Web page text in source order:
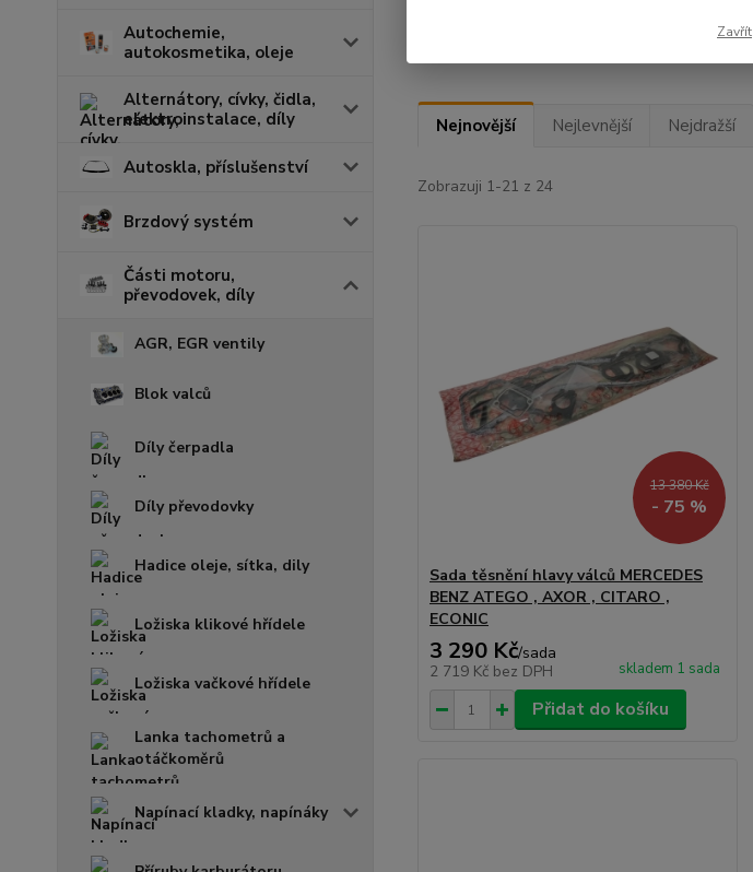
Autochemie,
autokosmetika, oleje
Alternátory, cívky, čidla,
elektroinstalace, díly
Autoskla, příslušenství
Brzdový systém
Části motoru,
převodovek, díly
AGR, EGR ventily
Blok valců
Díly čerpadla
Díly převodovky
Hadice oleje, sítka, dily
Ložiska klikové hřídele
Ložiska vačkové hřídele
Lanka tachometrů a
otáčkoměrů
Napínací kladky, napínáky
Nejnovější Nejlevnější Nejdražší
Zobrazuji 1-21 z 24
13 380 Kč
- 75 %
Sada těsnění hlavy válců MERCEDES
BENZ ATEGO , AXOR , CITARO ,
ECONIC
3 290 Kč/sada
2 719 Kč bez DPH skladem 1 sada
Přidat do košíku
Zavřít